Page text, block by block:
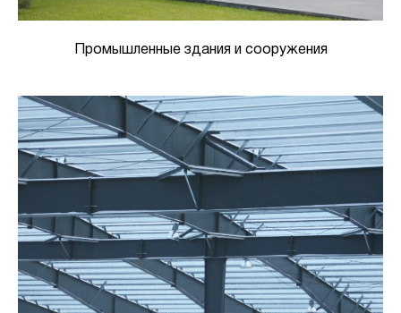
Промышленные здания и сооружения